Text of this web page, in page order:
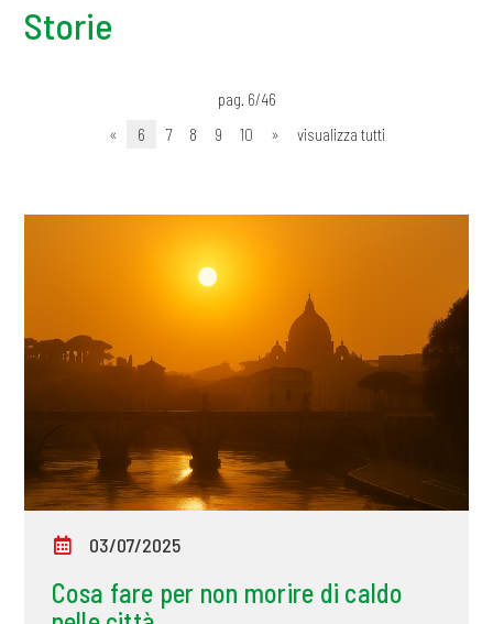
Storie
pag. 6/46
«
6 7 8 9 10 » visualizza tutti
03/07/2025
Cosa fare per non morire di caldo